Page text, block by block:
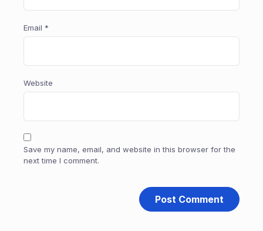
Email *
Website
Save my name, email, and website in this browser for the
next time I comment.